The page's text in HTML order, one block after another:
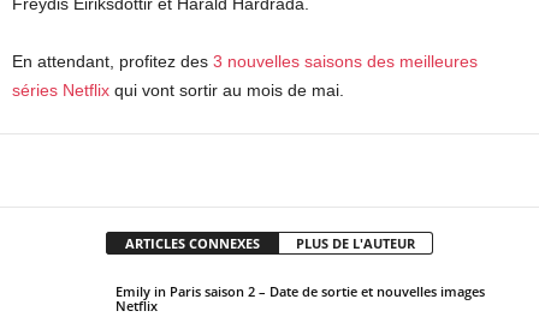
Freydis Eiriksdottir et Harald Hardrada.
En attendant, profitez des 3 nouvelles saisons des meilleures
séries Netflix qui vont sortir au mois de mai.
ARTICLES CONNEXES PLUS DE L'AUTEUR
Emily in Paris saison 2 – Date de sortie et nouvelles images
Netflix